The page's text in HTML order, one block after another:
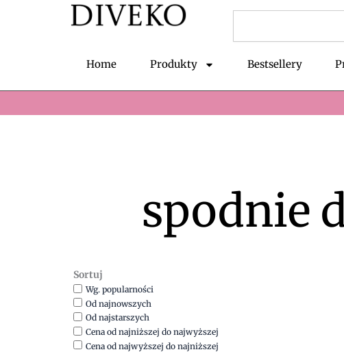
Home Produkty Bestsellery
spodnie
Sortuj
Wg. popularności
Od najnowszych
Od najstarszych
Cena od najniższej do najwyższej
Cena od najwyższej do najniższej